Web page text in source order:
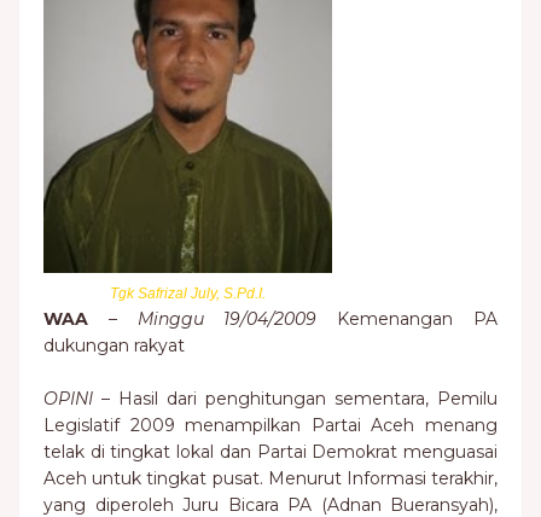
Tgk Safrizal July, S.Pd.I.
WAA – Minggu 19/04/2009 Kemenangan PA
dukungan rakyat
OPINI – Hasil dari penghitungan sementara, Pemilu
Legislatif 2009 menampilkan Partai Aceh menang
telak di tingkat lokal dan Partai Demokrat menguasai
Aceh untuk tingkat pusat. Menurut Informasi terakhir,
yang diperoleh Juru Bicara PA (Adnan Bueransyah),